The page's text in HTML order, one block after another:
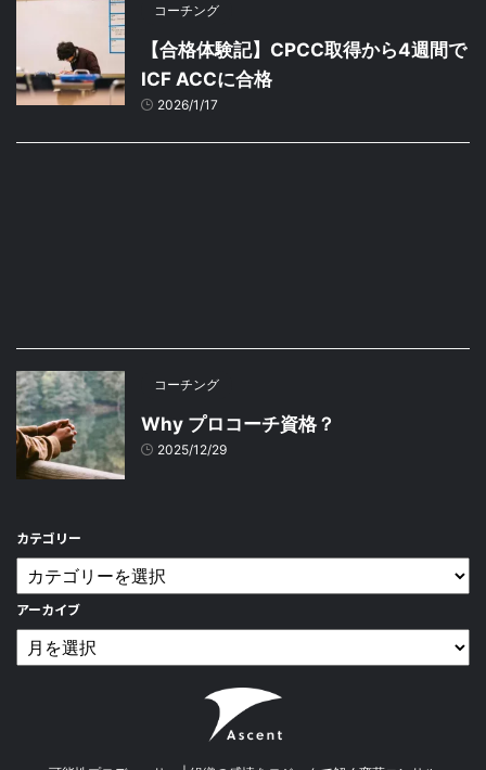
コーチング
【合格体験記】CPCC取得から4週間で
ICF ACCに合格
2026/1/17
コーチング
Why プロコーチ資格？
2025/12/29
カテゴリー
アーカイブ